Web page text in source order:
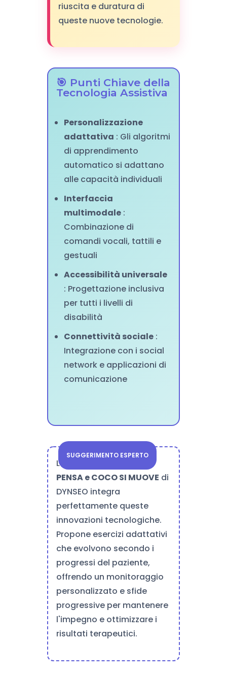
riuscita e duratura di
queste nuove tecnologie.
🎯 Punti Chiave della
Tecnologia Assistiva
Personalizzazione
adattativa : Gli algoritmi
di apprendimento
automatico si adattano
alle capacità individuali
Interfaccia
multimodale:
Combinazione di
comandi vocali, tattili e
gestuali
Accessibilità universale
: Progettazione inclusiva
per tutti i livelli di
disabilità
Connettività sociale:
Integrazione con i social
network e applicazioni di
comunicazione
SUGGERIMENTO ESPERTO
L'applicazione
PENSA e COCO SI MUOVE di
DYNSEO integra
perfettamente queste
innovazioni tecnologiche.
Propone esercizi adattativi
che evolvono secondo i
progressi del paziente,
offrendo un monitoraggio
personalizzato e sfide
progressive per mantenere
l'impegno e ottimizzare i
risultati terapeutici.